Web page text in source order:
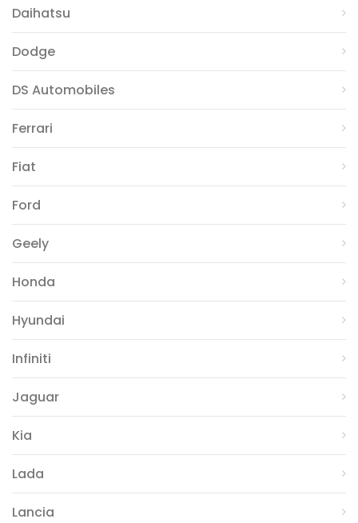
Daihatsu
Dodge
DS Automobiles
Ferrari
Fiat
Ford
Geely
Honda
Hyundai
Infiniti
Jaguar
Kia
Lada
Lancia